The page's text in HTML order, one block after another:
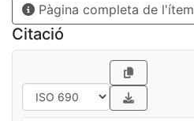
Pàgina completa de l'ítem
Citació